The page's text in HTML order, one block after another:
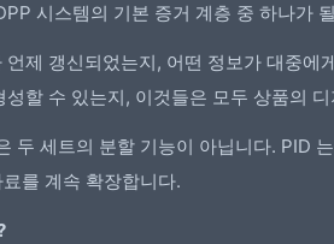
시스템의 기본 증거 계층 중 하나가
제 갱신되었는지, 어떤 정보가 대중
할 수 있는지, 이것들은 모두 상품의
두 세트의 분할 기능이 아닙니다. PID
를 계속 확장합니다.